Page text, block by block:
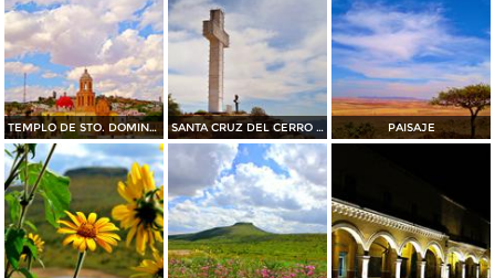
TEMPLO DE STO. DOMINGO. SANTA CRUZ DEL CERRO DEL SOMBRERETILLO PAISAJE